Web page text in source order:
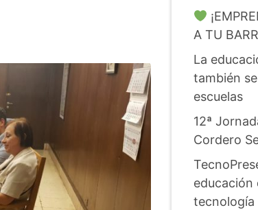
A TU
La
también
escuelas
12ª
Cordero
educación
tecnología